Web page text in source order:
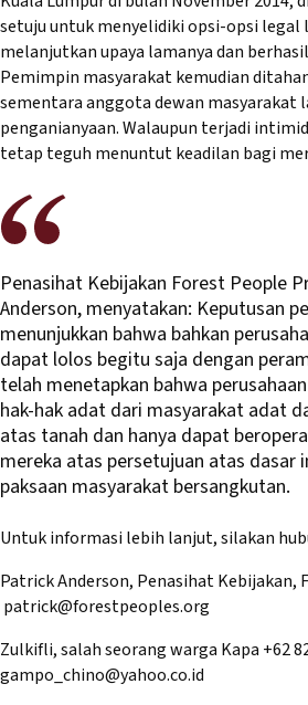
setuju untuk menyelidiki opsi-opsi legal
melanjutkan upaya lamanya dan
Pemimpin masyarakat kemudian
sementara anggota dewan masyarakat
penganianyaan. Walaupun terjadi
tetap teguh menuntut keadilan bagi
Penasihat Kebijakan Forest People
Anderson, menyatakan: Keputusan
menunjukkan bahwa bahkan
dapat lolos begitu saja dengan
telah menetapkan bahwa
hak-hak adat dari masyarakat adat
atas tanah dan hanya dapat
mereka atas persetujuan atas dasar
paksaan masyarakat bersangkutan.
Untuk informasi lebih lanjut, silakan
Patrick Anderson, Penasihat Kebijakan,
patrick@forestpeoples.org
Zulkifli, salah seorang warga Kapa +62
gampo_chino@yahoo.co.id